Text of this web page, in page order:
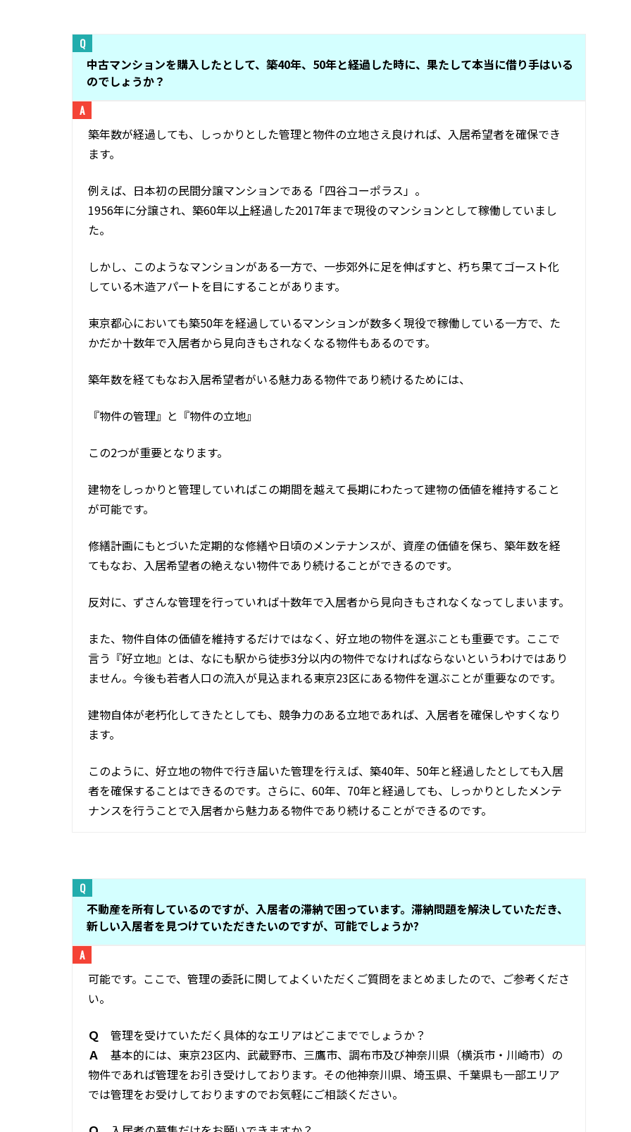
中古マンションを購入したとして、築40年、50年と経過した時に、果たして本当に借り手はいる
のでしょうか？
築年数が経過しても、しっかりとした管理と物件の立地さえ良ければ、入居希望者を確保でき
ます。
例えば、日本初の民間分譲マンションである「四谷コーポラス」。
1956年に分譲され、築60年以上経過した2017年まで現役のマンションとして稼働していまし
た。
しかし、このようなマンションがある一方で、一歩郊外に足を伸ばすと、朽ち果てゴースト化
している木造アパートを目にすることがあります。
東京都心においても築50年を経過しているマンションが数多く現役で稼働している一方で、た
かだか十数年で入居者から見向きもされなくなる物件もあるのです。
築年数を経てもなお入居希望者がいる魅力ある物件であり続けるためには、
『物件の管理』と『物件の立地』
この2つが重要となります。
建物をしっかりと管理していればこの期間を越えて長期にわたって建物の価値を維持すること
が可能です。
修繕計画にもとづいた定期的な修繕や日頃のメンテナンスが、資産の価値を保ち、築年数を経
てもなお、入居希望者の絶えない物件であり続けることができるのです。
反対に、ずさんな管理を行っていれば十数年で入居者から見向きもされなくなってしまいます。
また、物件自体の価値を維持するだけではなく、好立地の物件を選ぶことも重要です。ここで
言う『好立地』とは、なにも駅から徒歩3分以内の物件でなければならないというわけではあり
ません。今後も若者人口の流入が見込まれる東京23区にある物件を選ぶことが重要なのです。
建物自体が老朽化してきたとしても、競争力のある立地であれば、入居者を確保しやすくなり
ます。
このように、好立地の物件で行き届いた管理を行えば、築40年、50年と経過したとしても入居
者を確保することはできるのです。さらに、60年、70年と経過しても、しっかりとしたメンテ
ナンスを行うことで入居者から魅力ある物件であり続けることができるのです。
不動産を所有しているのですが、入居者の滞納で困っています。滞納問題を解決していただき、
新しい入居者を見つけていただきたいのですが、可能でしょうか?
可能です。ここで、管理の委託に関してよくいただくご質問をまとめましたので、ご参考くださ
い。
Ｑ 管理を受けていただく具体的なエリアはどこまででしょうか？
Ａ 基本的には、東京23区内、武蔵野市、三鷹市、調布市及び神奈川県（横浜市・川崎市）の
物件であれば管理をお引き受けしております。その他神奈川県、埼玉県、千葉県も一部エリア
では管理をお受けしておりますのでお気軽にご相談ください。